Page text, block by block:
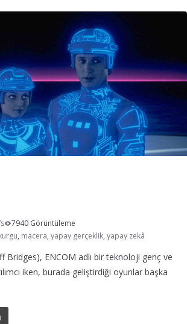
7940 Görüntüleme
, macera, yapay gerçeklik, yapay zekâ
Bridges), ENCOM adlı bir teknoloji genç ve
iken, burada geliştirdiği oyunlar başka